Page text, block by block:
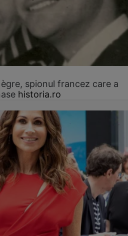
spionul francez care a
historia.ro